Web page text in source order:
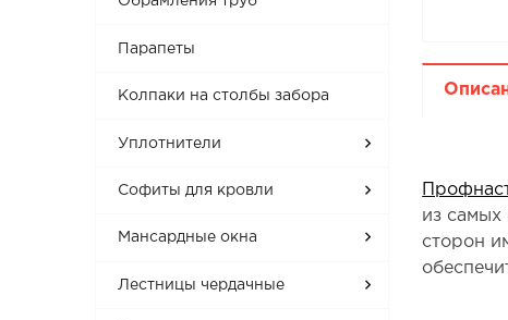
Парапеты
Колпаки на столбы забора
Уплотнители
Софиты для кровли
Мансардные окна
Лестницы чердачные
из самых
сторон